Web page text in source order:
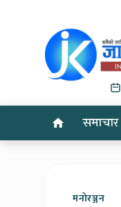
समाचार
मनोरञ्जन